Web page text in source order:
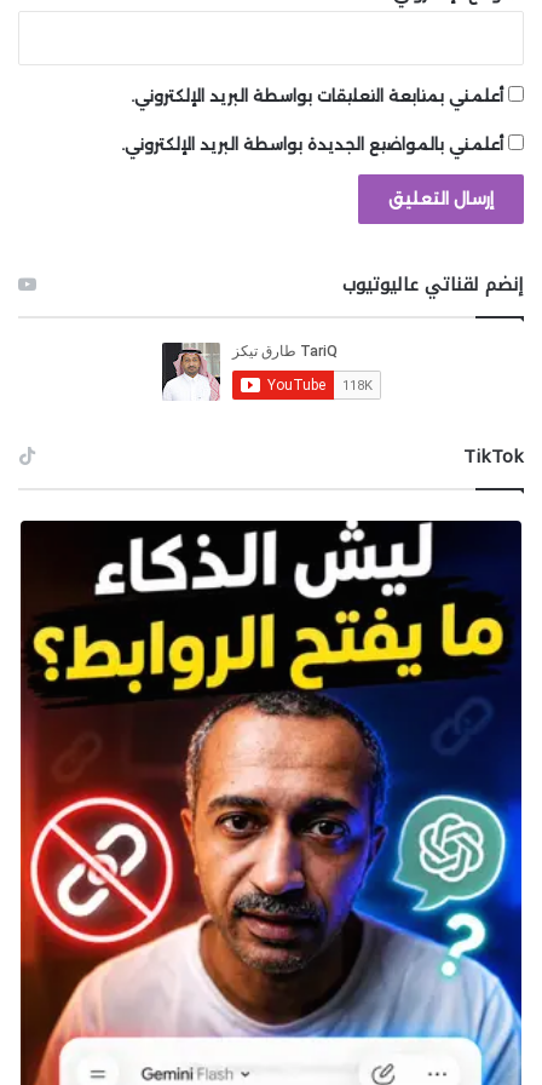
أعلمني بمتابعة التعليقات بواسطة البريد الإلكتروني.
أعلمني بالمواضيع الجديدة بواسطة البريد الإلكتروني.
إنضم لقناتي عاليوتيوب
‫TikTok